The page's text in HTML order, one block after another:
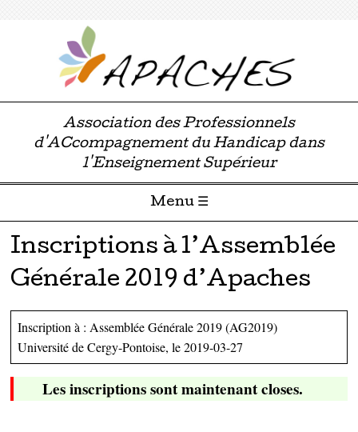
Association des Professionnels
d'ACcompagnement du Handicap dans
l'Enseignement Supérieur
Menu ☰
Passer directement au contenu
Inscriptions à l’Assemblée
Générale 2019 d’Apaches
Inscription à : Assemblée Générale 2019 (AG2019)
Université de Cergy-Pontoise, le 2019-03-27
Les inscriptions sont maintenant closes.